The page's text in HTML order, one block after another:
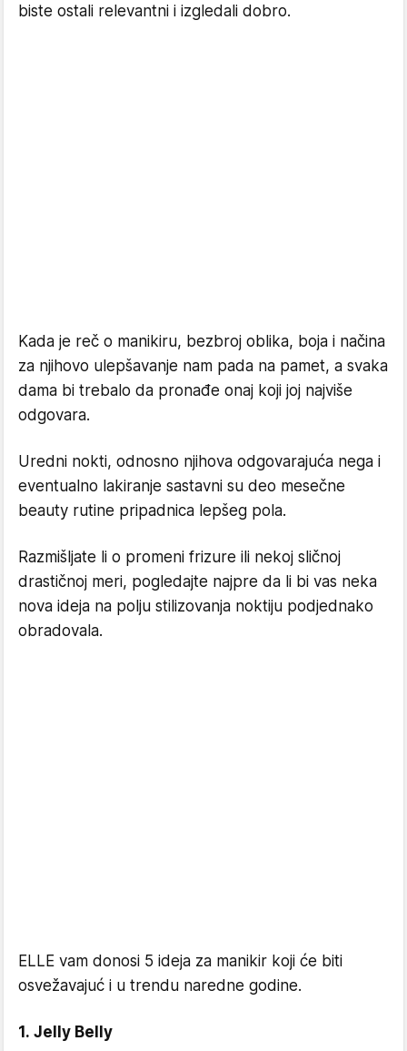
biste ostali relevantni i izgledali dobro.
Kada je reč o manikiru, bezbroj oblika, boja i načina
za njihovo ulepšavanje nam pada na pamet, a svaka
dama bi trebalo da pronađe onaj koji joj najviše
odgovara.
Uredni nokti, odnosno njihova odgovarajuća nega i
eventualno lakiranje sastavni su deo mesečne
beauty rutine pripadnica lepšeg pola.
Razmišljate li o promeni frizure ili nekoj sličnoj
drastičnoj meri, pogledajte najpre da li bi vas neka
nova ideja na polju stilizovanja noktiju podjednako
obradovala.
ELLE vam donosi 5 ideja za manikir koji će biti
osvežavajuć i u trendu naredne godine.
1. Jelly Belly